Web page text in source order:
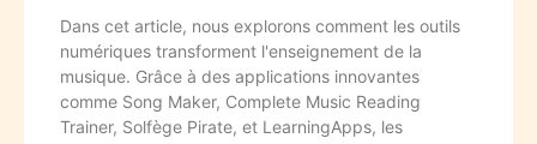
Dans cet article, nous explorons comment les outils
numériques transforment l'enseignement de la
musique. Grâce à des applications innovantes
comme Song Maker, Complete Music Reading
Trainer, Solfège Pirate, et LearningApps, les